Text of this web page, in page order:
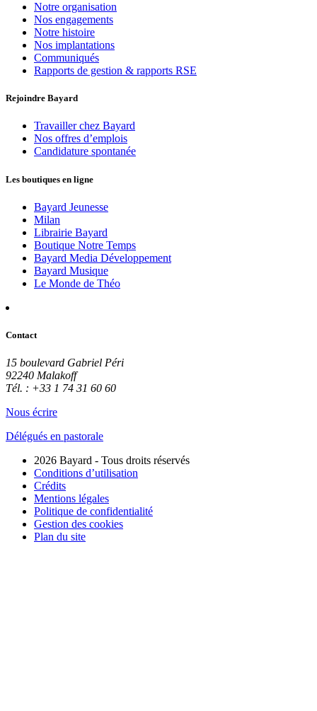
Notre organisation
Nos engagements
Notre histoire
Nos implantations
Communiqués
Rapports de gestion & rapports RSE
Rejoindre Bayard
Travailler chez Bayard
Nos offres d’emplois
Candidature spontanée
Les boutiques en ligne
Bayard Jeunesse
Milan
Librairie Bayard
Boutique Notre Temps
Bayard Media Développement
Bayard Musique
Le Monde de Théo
Contact
15 boulevard Gabriel Péri
92240 Malakoff
Tél. : +33 1 74 31 60 60
Nous écrire
Délégués en pastorale
2026 Bayard - Tous droits réservés
Conditions d’utilisation
Crédits
Mentions légales
Politique de confidentialité
Gestion des cookies
Plan du site